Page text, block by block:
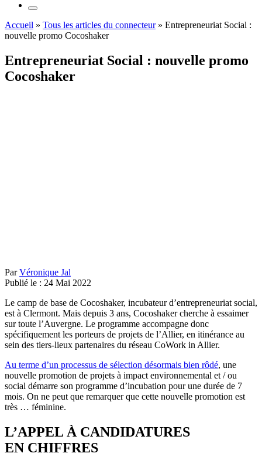
Accueil » Tous les articles du connecteur» Entrepreneuriat Social :
nouvelle promo Cocoshaker
Entrepreneuriat Social : nouvelle promo
Cocoshaker
ParVéronique Jal
Publié le : 24 Mai 2022
Le camp de base de Cocoshaker, incubateur d’entrepreneuriat social,
est à Clermont. Mais depuis 3 ans, Cocoshaker cherche à essaimer
sur toute l’Auvergne. Le programme accompagne donc
spécifiquement les porteurs de projets de l’Allier, en itinérance au
sein des tiers-lieux partenaires du réseau CoWork in Allier.
Au terme d’un processus de sélection désormais bien rôdé, une
nouvelle promotion de projets à impact environnemental et / ou
social démarre son programme d’incubation pour une durée de 7
mois. On ne peut que remarquer que cette nouvelle promotion est
très … féminine.
L’APPEL À CANDIDATURES
EN CHIFFRES